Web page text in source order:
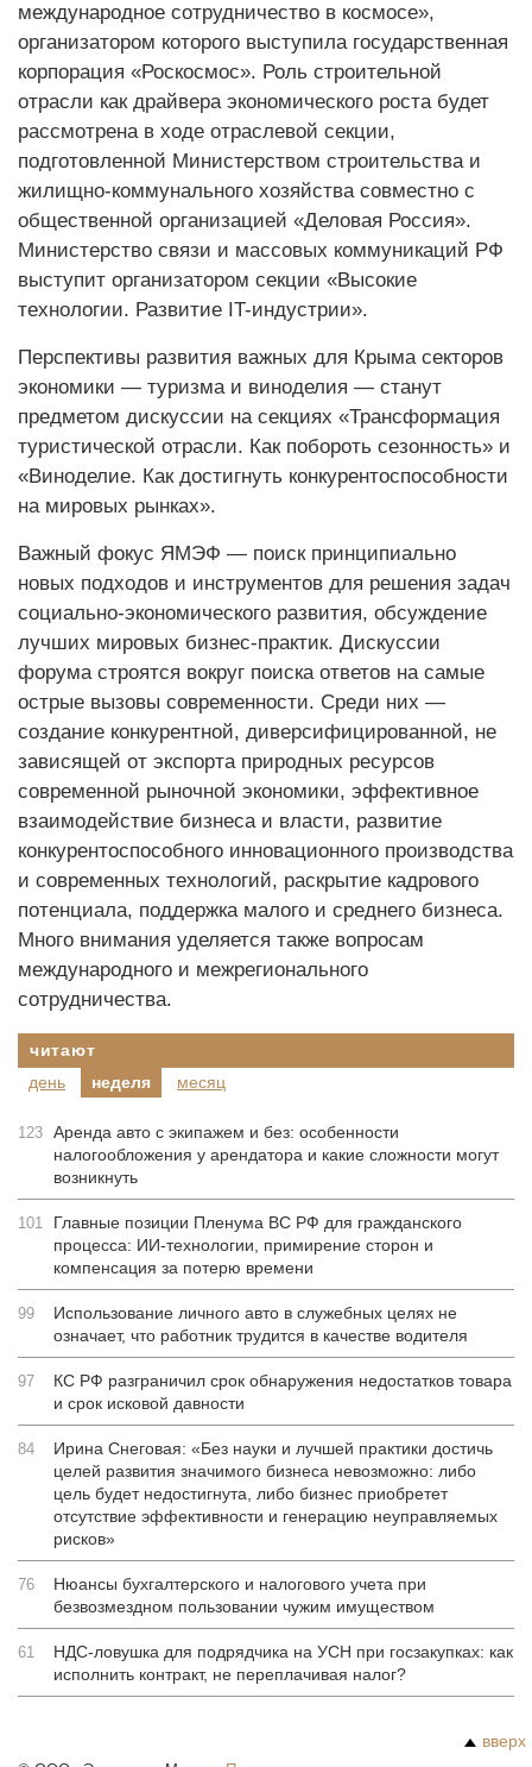
международное сотрудничество в космосе»,
организатором которого выступила государственная
корпорация «Роскосмос». Роль строительной
отрасли как драйвера экономического роста будет
рассмотрена в ходе отраслевой секции,
подготовленной Министерством строительства и
жилищно-коммунального хозяйства совместно с
общественной организацией «Деловая Россия».
Министерство связи и массовых коммуникаций РФ
выступит организатором секции «Высокие
технологии. Развитие IT-индустрии».
Перспективы развития важных для Крыма секторов
экономики — туризма и виноделия — станут
предметом дискуссии на секциях «Трансформация
туристической отрасли. Как побороть сезонность» и
«Виноделие. Как достигнуть конкурентоспособности
на мировых рынках».
Важный фокус ЯМЭФ — поиск принципиально
новых подходов и инструментов для решения задач
социально-экономического развития, обсуждение
лучших мировых бизнес-практик. Дискуссии
форума строятся вокруг поиска ответов на самые
острые вызовы современности. Среди них —
создание конкурентной, диверсифицированной, не
зависящей от экспорта природных ресурсов
современной рыночной экономики, эффективное
взаимодействие бизнеса и власти, развитие
конкурентоспособного инновационного производства
и современных технологий, раскрытие кадрового
потенциала, поддержка малого и среднего бизнеса.
Много внимания уделяется также вопросам
международного и межрегионального
сотрудничества.
читают
день
неделя месяц
123 Аренда авто с экипажем и без: особенности
налогообложения у арендатора и какие сложности могут
возникнуть
101
Главные позиции Пленума ВС РФ для гражданского
процесса: ИИ-технологии, примирение сторон и
компенсация за потерю времени
99
Использование личного авто в служебных целях не
означает, что работник трудится в качестве водителя
97
КС РФ разграничил срок обнаружения недостатков товара
и срок исковой давности
84
Ирина Снеговая: «Без науки и лучшей практики достичь
целей развития значимого бизнеса невозможно: либо
цель будет недостигнута, либо бизнес приобретет
отсутствие эффективности и генерацию неуправляемых
рисков»
76
Нюансы бухгалтерского и налогового учета при
безвозмездном пользовании чужим имуществом
61
НДС-ловушка для подрядчика на УСН при госзакупках: как
исполнить контракт, не переплачивая налог?
вверх